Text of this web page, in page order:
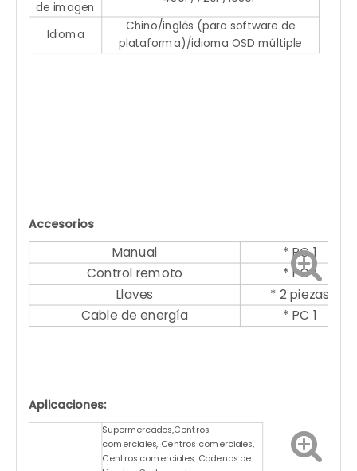
de imagen
Idioma
Chino/inglés (para software de
plataforma)/idioma OSD múltiple
Accesorios
Manual
* PC 1
Control remoto
* PC 1
Llaves
* 2 piezas
Cable de energía
* PC 1
Aplicaciones:
Supermercados,Centros
comerciales, Centros comerciales,
Centros comerciales, Cadenas de